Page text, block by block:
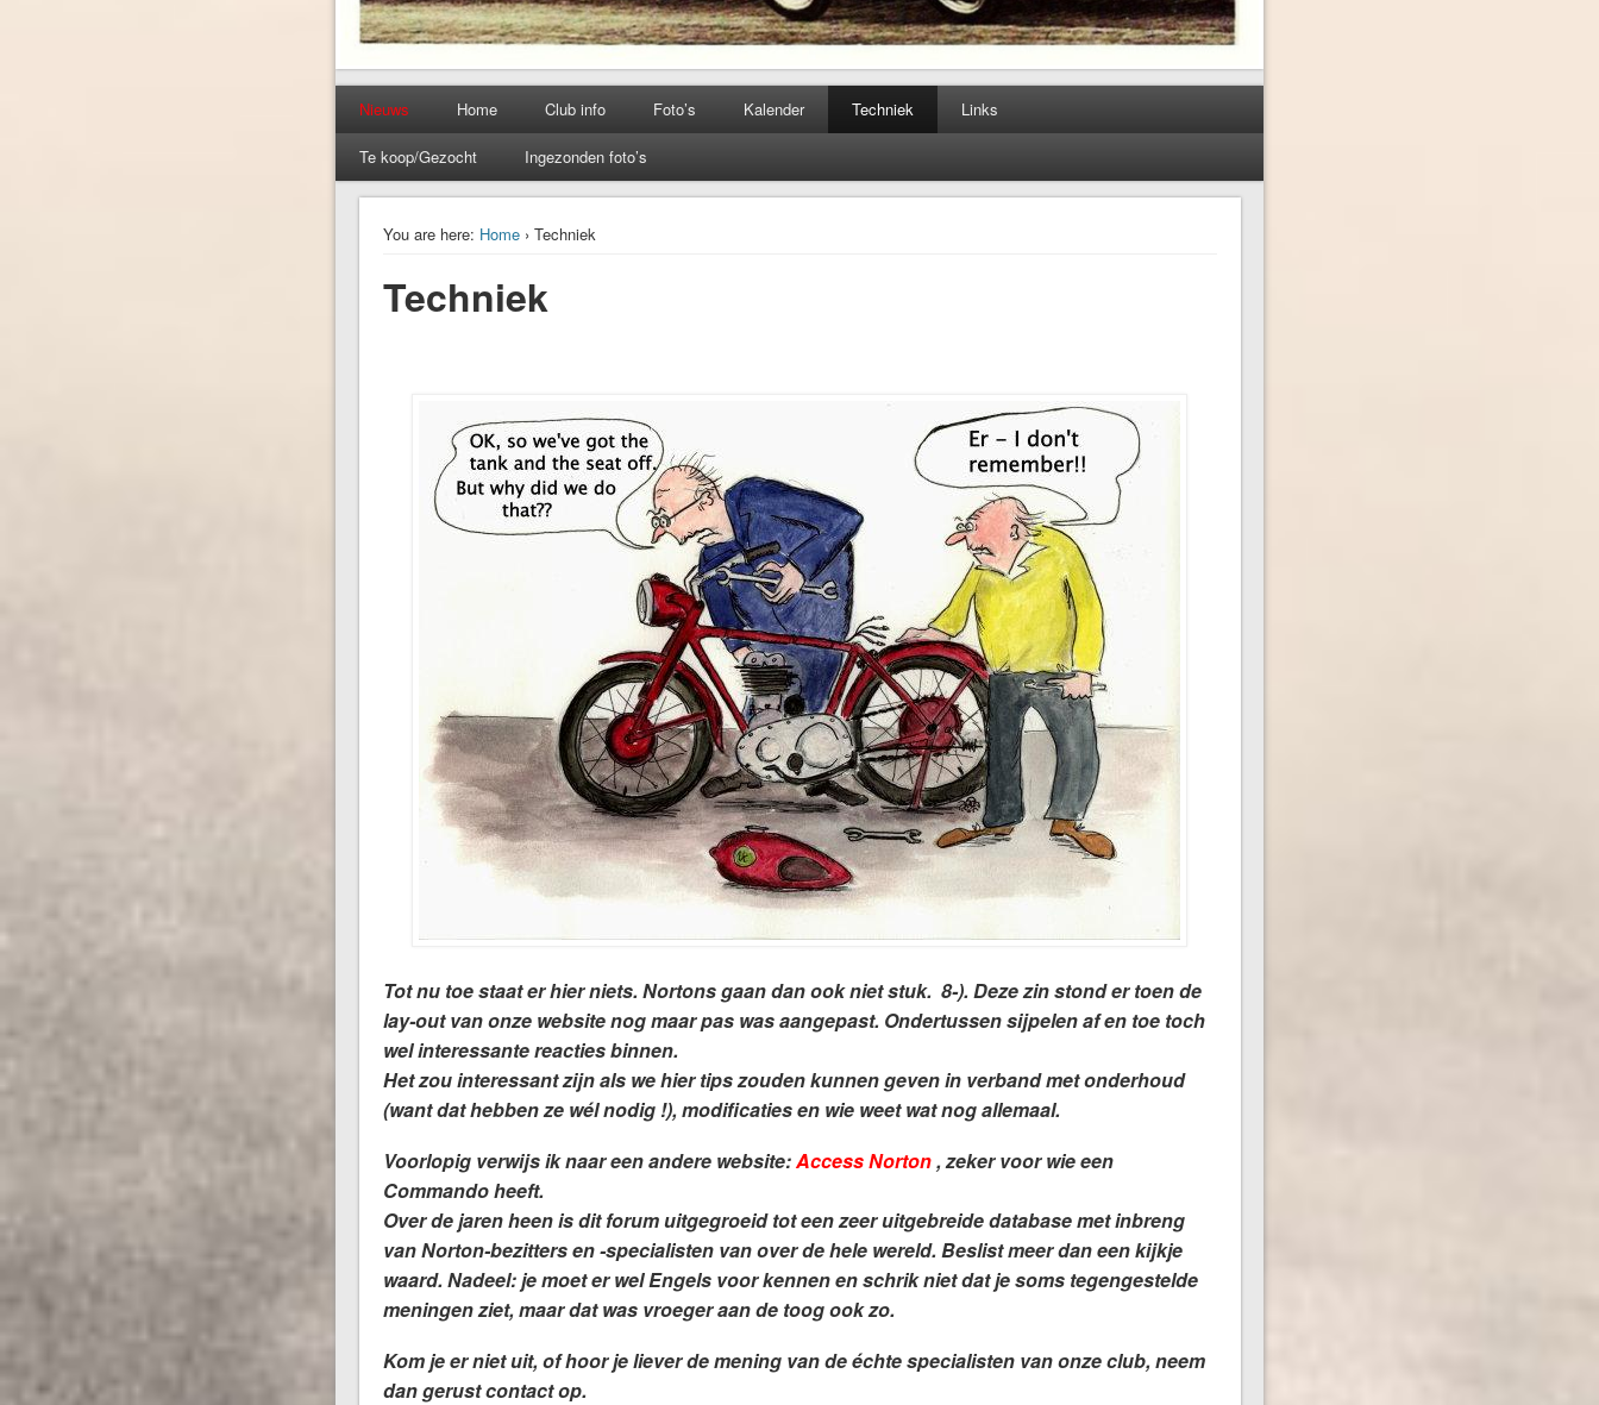
Nieuws Home Club info Foto’s Kalender Techniek Links
Te koop/Gezocht Ingezonden foto’s
You are here: Home› Techniek
Techniek
Tot nu toe staat er hier niets. Nortons gaan dan ook niet stuk. 8-). Deze zin stond er toen de
lay-out van onze website nog maar pas was aangepast. Ondertussen sijpelen af en toe toch
wel interessante reacties binnen.
Het zou interessant zijn als we hier tips zouden kunnen geven in verband met onderhoud
(want dat hebben ze wél nodig !), modificaties en wie weet wat nog allemaal.
Voorlopig verwijs ik naar een andere website:Access Norton, zeker voor wie een
Commando heeft.
Over de jaren heen is dit forum uitgegroeid tot een zeer uitgebreide database met inbreng
van Norton-bezitters en -specialisten van over de hele wereld. Beslist meer dan een kijkje
waard. Nadeel: je moet er wel Engels voor kennen en schrik niet dat je soms tegengestelde
meningen ziet, maar dat was vroeger aan de toog ook zo.
Kom je er niet uit, of hoor je liever de mening van de échte specialisten van onze club, neem
dan gerust contact op.